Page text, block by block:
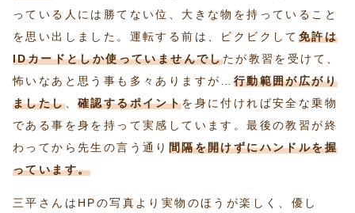
っている人には勝てない位、大きな物を持っていること
を思い出しました。運転する前は、ビクビクして 免許は
IDカードとしか使っていませんでしたが教習を受けて、
怖いなあと思う事も多々ありますが… 行動範囲が広がり
ましたし、確認するポイントを身に付ければ安全な乗物
である事を身を持って実感しています。最後の教習が終
わってから先生の言う通り 間隔を開けずにハンドルを握
っています。
三平さんはHPの写真より実物のほうが楽しく、優し